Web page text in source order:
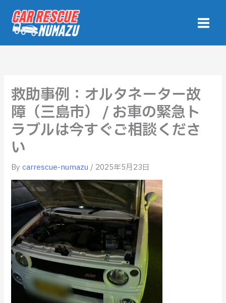
救助事例：オルタネーター故
障（三島市） / お車の緊急ト
ラブルは今すぐご相談くださ
い
Bycarrescue-numazu/ 2025年5月23日